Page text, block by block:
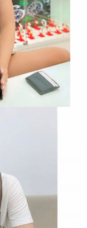
chấp